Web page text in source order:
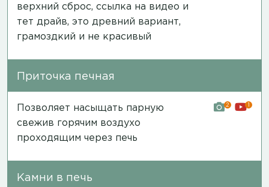
верхний сброс, ссылка на видео и
тет драйв, это древний вариант,
грамоздкий и не красивый
Приточка печная
Позволяет насыщать парную
свежив горячим воздухо
проходящим через печь
2 1
Камни в печь